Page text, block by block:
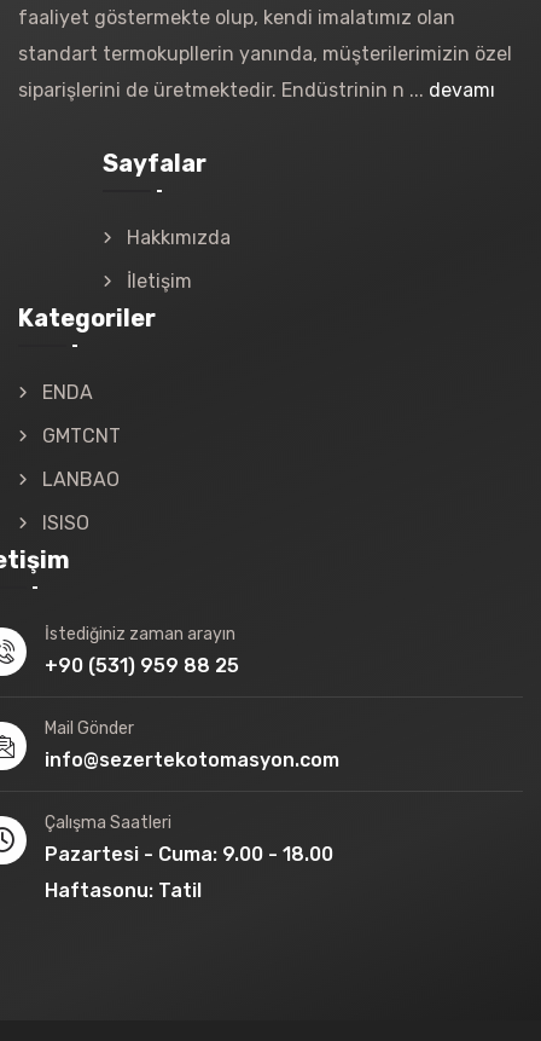
faaliyet göstermekte olup, kendi imalatımız olan
standart termokupllerin yanında, müşterilerimizin özel
siparişlerini de üretmektedir. Endüstrinin n ... devamı
Sayfalar
Hakkımızda
İletişim
Kategoriler
ENDA
GMTCNT
LANBAO
ISISO
İstediğiniz zaman arayın
+90 (531) 959 88 25
Mail Gönder
info@sezertekotomasyon.com
Çalışma Saatleri
Pazartesi - Cuma: 9.00 - 18.00
Haftasonu: Tatil